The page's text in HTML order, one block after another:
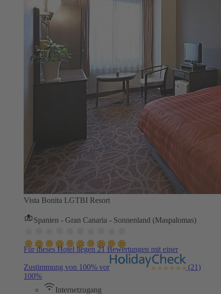
Vista Bonita LGTBI Resort
Spanien - Gran Canaria - Sonnenland (Maspalomas)
Für dieses Hotel liegen 21 Bewertungen mit einer
Zustimmung von 100% vor
(21)
100%
Internetzugang